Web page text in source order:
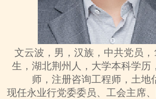
文云波，男，汉族， 中共党员，
生，湖北荆州人，大学本科学历
师，注册咨询工程师，土地
现任永业行党委委员、工会主席